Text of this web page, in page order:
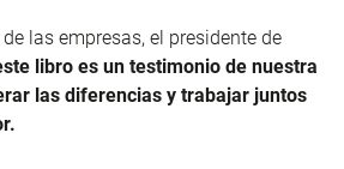
las empresas, el presidente de
libro es un testimonio de nuestra
las diferencias y trabajar juntos